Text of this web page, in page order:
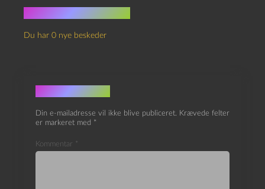
Du har 0 nye beskeder
Skriv et svar
Din e-mailadresse vil ikke blive publiceret. Krævede felter
er markeret med *
Kommentar *